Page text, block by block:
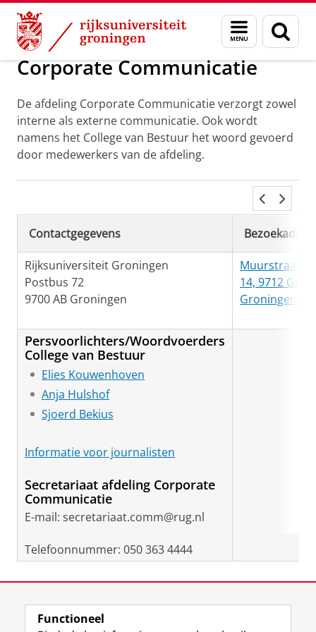
Skip
Content
Skip
Navigation
Menu
en
zoeken
Over ons Organisatie University Services
Corporate Communicatie
De afdeling Corporate Communicatie verzorgt zowel
interne als externe communicatie. Ook wordt
namens het College van Bestuur het woord gevoerd
door medewerkers van de afdeling.
Contactgegevens Bezoekadres
Rijksuniversiteit Groningen
Postbus 72
9700 AB Groningen
Muurstraat
14, 9712 GL
Groningen
Persvoorlichters/Woordvoerders
College van Bestuur
Elies Kouwenhoven
Anja Hulshof
Sjoerd Bekius
Informatie voor journalisten
Secretariaat afdeling Corporate
Communicatie
E-mail: secretariaat.comm@rug.nl
Telefoonnummer: 050 363 4444
View this page in:English
Functioneel